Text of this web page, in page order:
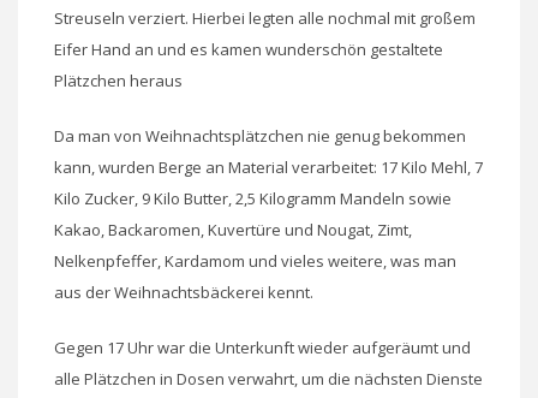
Streuseln verziert. Hierbei legten alle nochmal mit großem
Eifer Hand an und es kamen wunderschön gestaltete
Plätzchen heraus
Da man von Weihnachtsplätzchen nie genug bekommen
kann, wurden Berge an Material verarbeitet: 17 Kilo Mehl, 7
Kilo Zucker, 9 Kilo Butter, 2,5 Kilogramm Mandeln sowie
Kakao, Backaromen, Kuvertüre und Nougat, Zimt,
Nelkenpfeffer, Kardamom und vieles weitere, was man
aus der Weihnachtsbäckerei kennt.
Gegen 17 Uhr war die Unterkunft wieder aufgeräumt und
alle Plätzchen in Dosen verwahrt, um die nächsten Dienste